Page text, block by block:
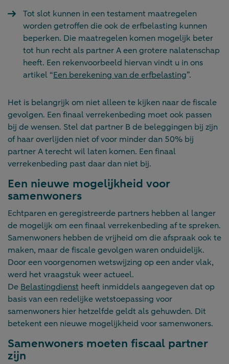
Tot slot kunnen in een testament maatregelen
worden getroffen die ook de erfbelasting kunnen
beperken. Die maatregelen komen mogelijk beter
tot hun recht als partner A een grotere nalatenschap
heeft. Een rekenvoorbeeld hiervan vindt u in ons
artikel “Een berekening van de erfbelasting”.
Het is belangrijk om niet alleen te kijken naar de fiscale
gevolgen. Een finaal verrekenbeding moet ook passen
bij de wensen. Stel dat partner B de beleggingen bij zijn
of haar overlijden niet of voor minder dan 50% bij
partner A terecht wil laten komen. Een finaal
verrekenbeding past daar dan niet bij.
Een nieuwe mogelijkheid voor
samenwoners
Echtparen en geregistreerde partners hebben al langer
de mogelijk om een finaal verrekenbeding af te spreken.
Samenwoners hebben de vrijheid om die afspraak ook te
maken, maar de fiscale gevolgen waren onduidelijk.
Door een voorgenomen wetswijzing op een ander vlak,
werd het vraagstuk weer actueel.
De Belastingdienst heeft inmiddels aangegeven dat op
basis van een redelijke wetstoepassing voor
samenwoners hier hetzelfde geldt als gehuwden. Dit
betekent een nieuwe mogelijkheid voor samenwoners.
Samenwoners moeten fiscaal partner
zijn